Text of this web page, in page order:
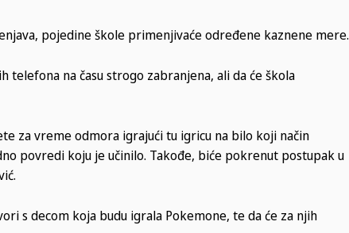
pojedine škole primenjivaće određene kaznene mere.
telefona na času strogo zabranjena, ali da će škola
za vreme odmora igrajući tu igricu na bilo koji način
povredi koju je učinilo. Takođe, biće pokrenut postupak u
s decom koja budu igrala Pokemone, te da će za njih